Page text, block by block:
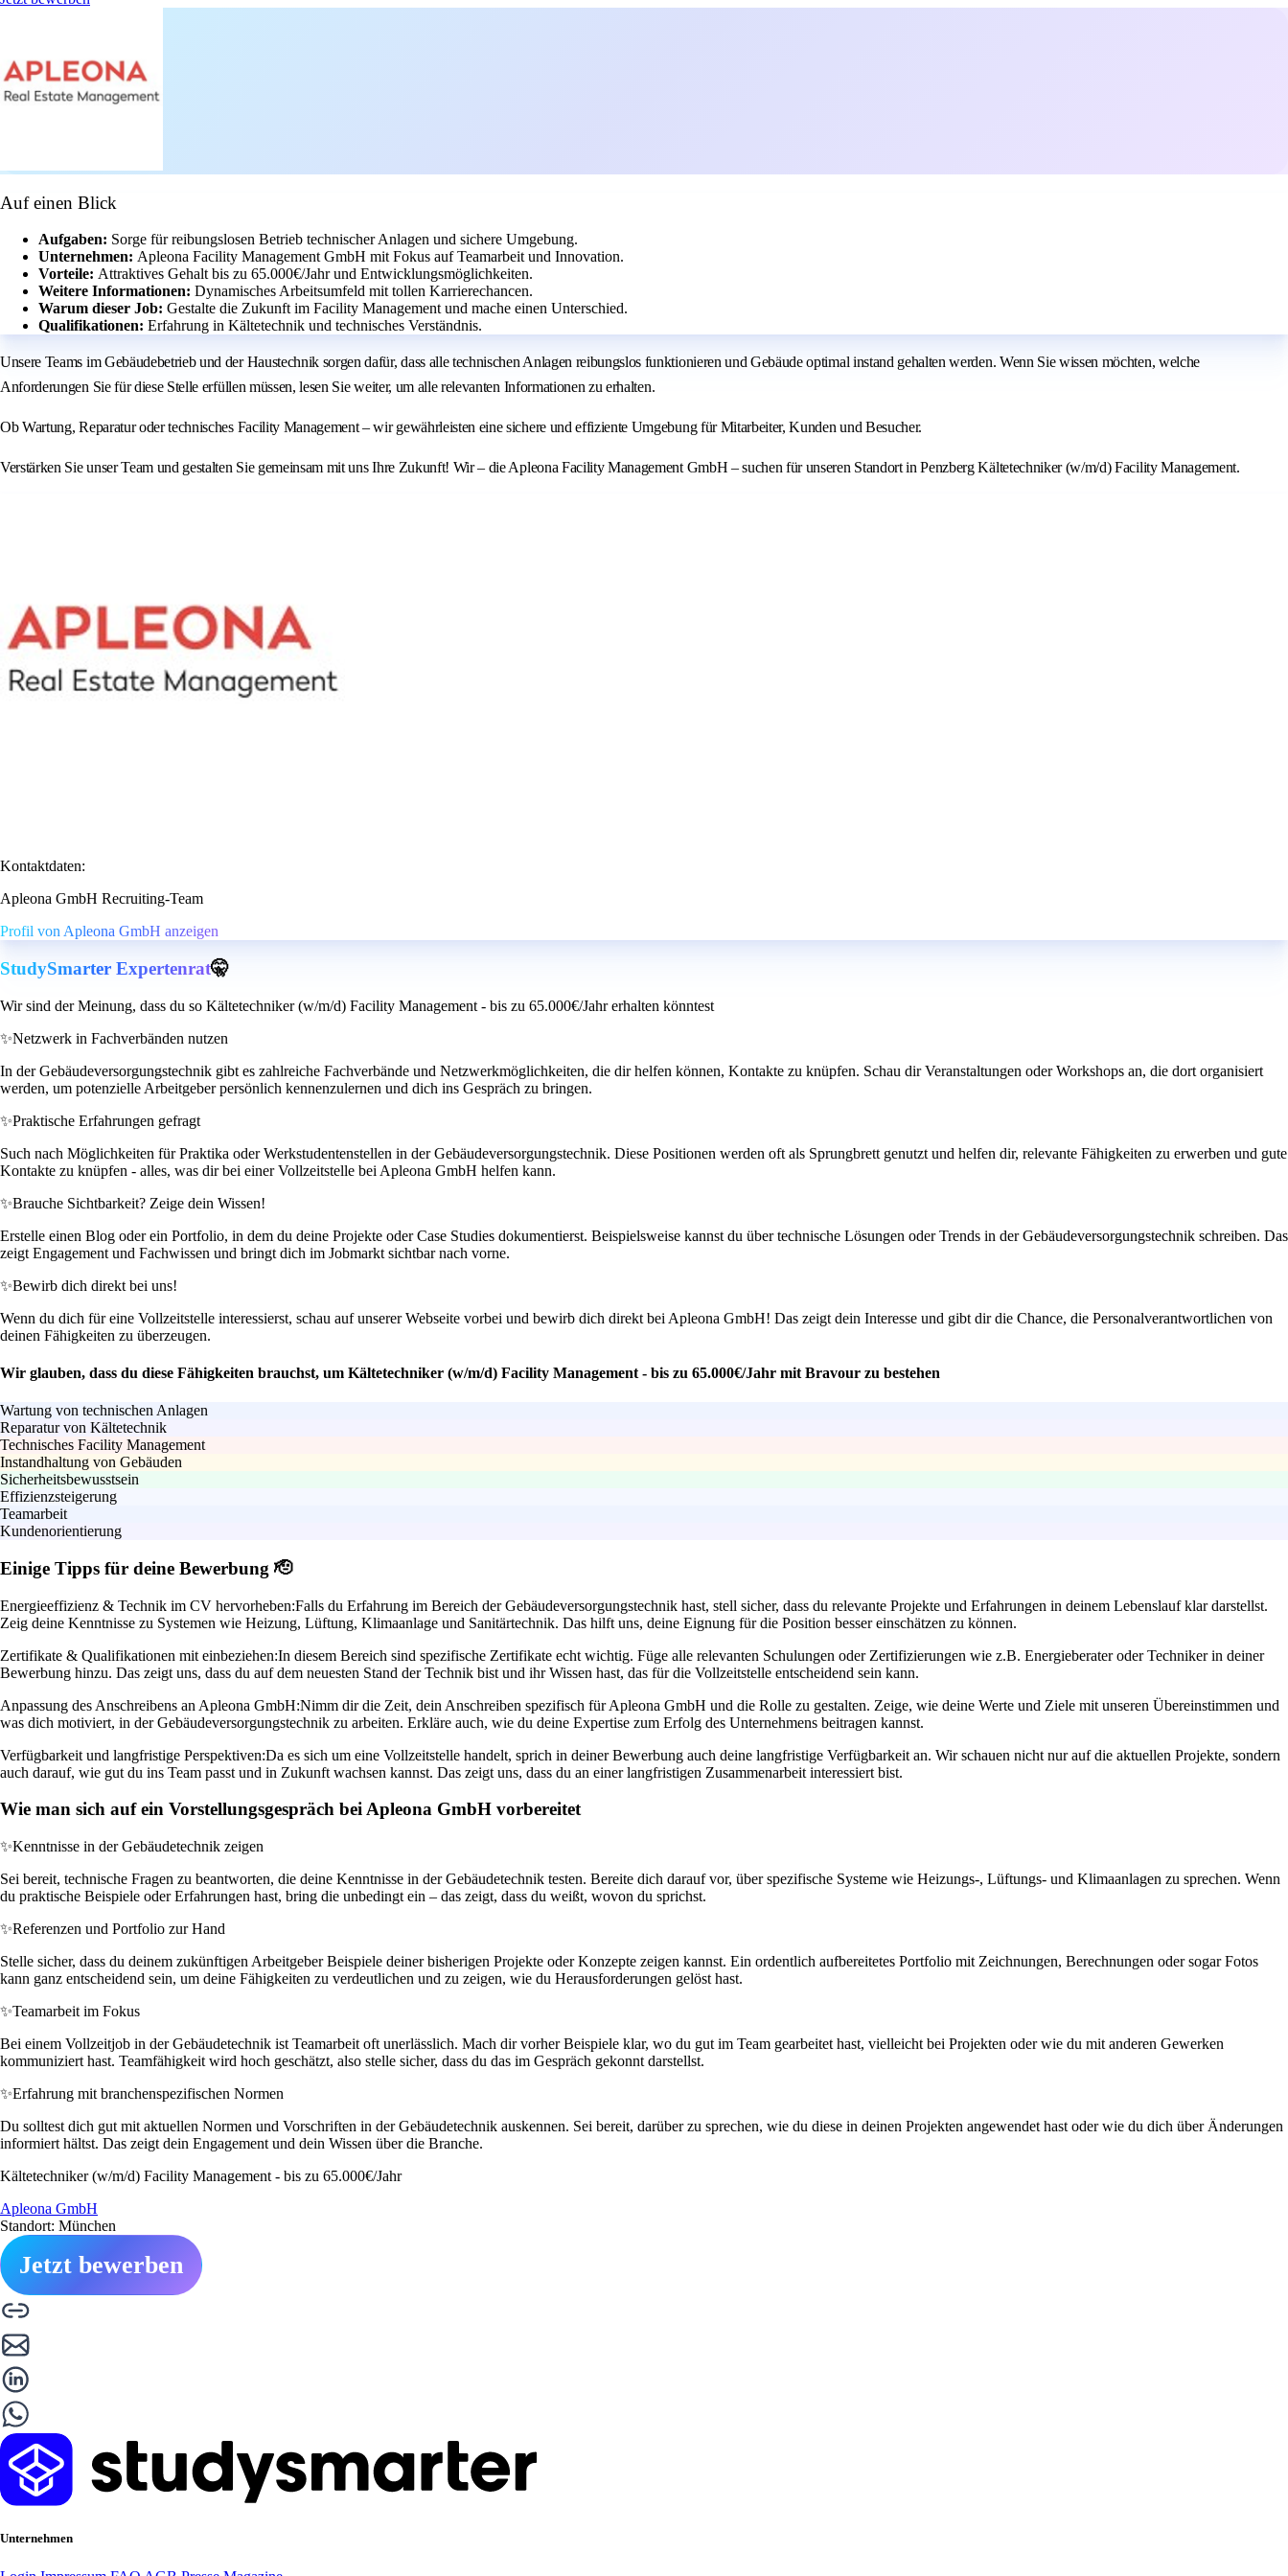
Auf einen Blick
Aufgaben: Sorge für reibungslosen Betrieb technischer Anlagen und sichere Umgebung.
Unternehmen: Apleona Facility Management GmbH mit Fokus auf Teamarbeit und Innovation.
Vorteile: Attraktives Gehalt bis zu 65.000€/Jahr und Entwicklungsmöglichkeiten.
Weitere Informationen: Dynamisches Arbeitsumfeld mit tollen Karrierechancen.
Warum dieser Job: Gestalte die Zukunft im Facility Management und mache einen Unterschied.
Qualifikationen: Erfahrung in Kältetechnik und technisches Verständnis.
Unsere Teams im Gebäudebetrieb und der Haustechnik sorgen dafür, dass alle technischen Anlagen reibungslos funktionieren und Gebäude optimal instand gehalten werden. Wenn Sie wissen möchten, welche
Anforderungen Sie für diese Stelle erfüllen müssen, lesen Sie weiter, um alle relevanten Informationen zu erhalten.
Ob Wartung, Reparatur oder technisches Facility Management – wir gewährleisten eine sichere und effiziente Umgebung für Mitarbeiter, Kunden und Besucher.
Verstärken Sie unser Team und gestalten Sie gemeinsam mit uns Ihre Zukunft! Wir – die Apleona Facility Management GmbH – suchen für unseren Standort in Penzberg Kältetechniker (w/m/d) Facility Management.
Kontaktdaten:
Apleona GmbH Recruiting-Team
Profil von Apleona GmbH anzeigen
StudySmarter Expertenrat🤫
Wir sind der Meinung, dass du so Kältetechniker (w/m/d) Facility Management - bis zu 65.000€/Jahr erhalten könntest
✨Netzwerk in Fachverbänden nutzen
In der Gebäudeversorgungstechnik gibt es zahlreiche Fachverbände und Netzwerkmöglichkeiten, die dir helfen können, Kontakte zu knüpfen. Schau dir Veranstaltungen oder Workshops an, die dort organisiert
werden, um potenzielle Arbeitgeber persönlich kennenzulernen und dich ins Gespräch zu bringen.
✨Praktische Erfahrungen gefragt
Such nach Möglichkeiten für Praktika oder Werkstudentenstellen in der Gebäudeversorgungstechnik. Diese Positionen werden oft als Sprungbrett genutzt und helfen dir, relevante Fähigkeiten zu erwerben und gute
Kontakte zu knüpfen - alles, was dir bei einer Vollzeitstelle bei Apleona GmbH helfen kann.
✨Brauche Sichtbarkeit? Zeige dein Wissen!
Erstelle einen Blog oder ein Portfolio, in dem du deine Projekte oder Case Studies dokumentierst. Beispielsweise kannst du über technische Lösungen oder Trends in der Gebäudeversorgungstechnik schreiben. Das
zeigt Engagement und Fachwissen und bringt dich im Jobmarkt sichtbar nach vorne.
✨Bewirb dich direkt bei uns!
Wenn du dich für eine Vollzeitstelle interessierst, schau auf unserer Webseite vorbei und bewirb dich direkt bei Apleona GmbH! Das zeigt dein Interesse und gibt dir die Chance, die Personalverantwortlichen von
deinen Fähigkeiten zu überzeugen.
Wir glauben, dass du diese Fähigkeiten brauchst, um Kältetechniker (w/m/d) Facility Management - bis zu 65.000€/Jahr mit Bravour zu bestehen
Wartung von technischen Anlagen
Reparatur von Kältetechnik
Technisches Facility Management
Instandhaltung von Gebäuden
Sicherheitsbewusstsein
Effizienzsteigerung
Teamarbeit
Kundenorientierung
Einige Tipps für deine Bewerbung 🫡
Energieeffizienz & Technik im CV hervorheben:Falls du Erfahrung im Bereich der Gebäudeversorgungstechnik hast, stell sicher, dass du relevante Projekte und Erfahrungen in deinem Lebenslauf klar darstellst.
Zeig deine Kenntnisse zu Systemen wie Heizung, Lüftung, Klimaanlage und Sanitärtechnik. Das hilft uns, deine Eignung für die Position besser einschätzen zu können.
Zertifikate & Qualifikationen mit einbeziehen:In diesem Bereich sind spezifische Zertifikate echt wichtig. Füge alle relevanten Schulungen oder Zertifizierungen wie z.B. Energieberater oder Techniker in deiner
Bewerbung hinzu. Das zeigt uns, dass du auf dem neuesten Stand der Technik bist und ihr Wissen hast, das für die Vollzeitstelle entscheidend sein kann.
Anpassung des Anschreibens an Apleona GmbH:Nimm dir die Zeit, dein Anschreiben spezifisch für Apleona GmbH und die Rolle zu gestalten. Zeige, wie deine Werte und Ziele mit unseren Übereinstimmen und
was dich motiviert, in der Gebäudeversorgungstechnik zu arbeiten. Erkläre auch, wie du deine Expertise zum Erfolg des Unternehmens beitragen kannst.
Verfügbarkeit und langfristige Perspektiven:Da es sich um eine Vollzeitstelle handelt, sprich in deiner Bewerbung auch deine langfristige Verfügbarkeit an. Wir schauen nicht nur auf die aktuellen Projekte, sondern
auch darauf, wie gut du ins Team passt und in Zukunft wachsen kannst. Das zeigt uns, dass du an einer langfristigen Zusammenarbeit interessiert bist.
Wie man sich auf ein Vorstellungsgespräch bei Apleona GmbH vorbereitet
✨Kenntnisse in der Gebäudetechnik zeigen
Sei bereit, technische Fragen zu beantworten, die deine Kenntnisse in der Gebäudetechnik testen. Bereite dich darauf vor, über spezifische Systeme wie Heizungs-, Lüftungs- und Klimaanlagen zu sprechen. Wenn
du praktische Beispiele oder Erfahrungen hast, bring die unbedingt ein – das zeigt, dass du weißt, wovon du sprichst.
✨Referenzen und Portfolio zur Hand
Stelle sicher, dass du deinem zukünftigen Arbeitgeber Beispiele deiner bisherigen Projekte oder Konzepte zeigen kannst. Ein ordentlich aufbereitetes Portfolio mit Zeichnungen, Berechnungen oder sogar Fotos
kann ganz entscheidend sein, um deine Fähigkeiten zu verdeutlichen und zu zeigen, wie du Herausforderungen gelöst hast.
✨Teamarbeit im Fokus
Bei einem Vollzeitjob in der Gebäudetechnik ist Teamarbeit oft unerlässlich. Mach dir vorher Beispiele klar, wo du gut im Team gearbeitet hast, vielleicht bei Projekten oder wie du mit anderen Gewerken
kommuniziert hast. Teamfähigkeit wird hoch geschätzt, also stelle sicher, dass du das im Gespräch gekonnt darstellst.
✨Erfahrung mit branchenspezifischen Normen
Du solltest dich gut mit aktuellen Normen und Vorschriften in der Gebäudetechnik auskennen. Sei bereit, darüber zu sprechen, wie du diese in deinen Projekten angewendet hast oder wie du dich über Änderungen
informiert hältst. Das zeigt dein Engagement und dein Wissen über die Branche.
Kältetechniker (w/m/d) Facility Management - bis zu 65.000€/Jahr
Apleona GmbH
Standort: München
Jetzt bewerben
Unternehmen